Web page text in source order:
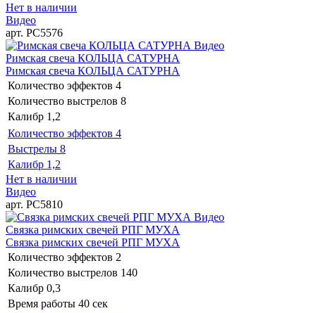
Нет в наличии
Видео
арт. РС5576
Видео
Римская свеча КОЛЬЦА САТУРНА
Римская свеча КОЛЬЦА САТУРНА
Количество эффектов 4
Количество выстрелов 8
Калибр 1,2
Количество эффектов 4
Выстрелы 8
Калибр 1,2
Нет в наличии
Видео
арт. РС5810
Видео
Связка римских свечей РПГ МУХА
Связка римских свечей РПГ МУХА
Количество эффектов 2
Количество выстрелов 140
Калибр 0,3
Время работы 40 сек